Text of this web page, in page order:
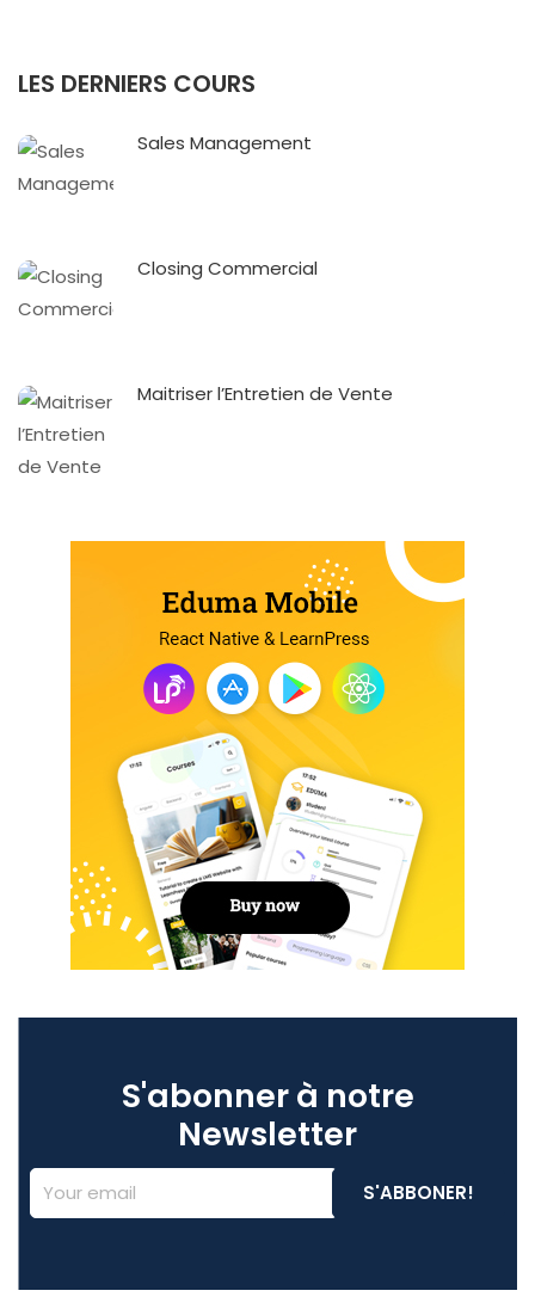
LES DERNIERS COURS
Sales Management
Closing Commercial
Maitriser l’Entretien de Vente
S'abonner à notre
Newsletter